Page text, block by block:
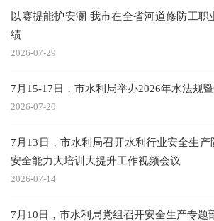
以赛提能护安澜 我市在全省河道修防工职
绩
2026-07-29
7月15-17日，市水利局举办2026年水法规
2026-07-20
7月13日，市水利局召开水利行业安全生
安全能力大培训大提升工作视频会议
2026-07-14
7月10日，市水利局党组召开安全生产专题